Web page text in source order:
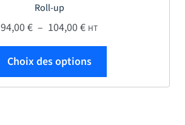
Roll-up
94,00€ – 104,00€Plage de prix : 94,00
HT
Choix des options